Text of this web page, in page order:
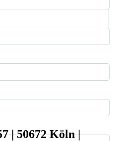
| 50672 Köln |